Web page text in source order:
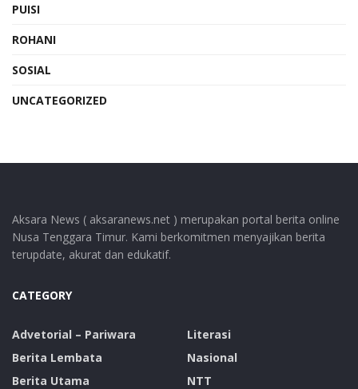
PUISI
ROHANI
SOSIAL
UNCATEGORIZED
Aksara News ( aksaranews.net ) merupakan portal berita online
Nusa Tenggara Timur. Kami berkomitmen menyajikan berita
terupdate, akurat dan edukatif.
CATEGORY
Advetorial – Pariwara
Berita Lembata
Berita Utama
Literasi
Nasional
NTT